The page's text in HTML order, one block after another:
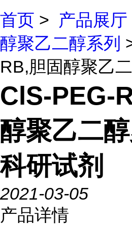
首页 > 产品展厅
醇聚乙二醇系列
RB,胆固醇聚乙
ClS-PEG-
醇聚乙二
科研试剂
2021-03-05
产品详情